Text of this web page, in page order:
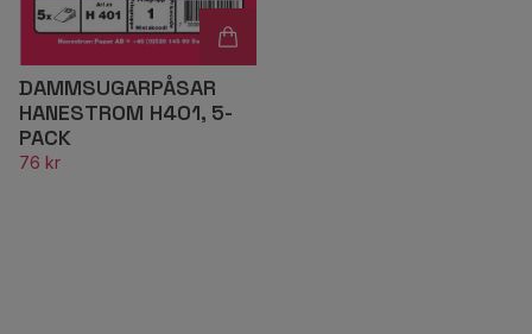
DAMMSUGARPÅSAR
HANESTROM H401, 5-
PACK
76 kr